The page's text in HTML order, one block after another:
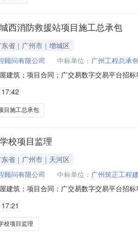
西消防救援站项目施工总承包
东省｜广州市｜增城区
顾问有限公司 中标单位： 广州工程总承
建筑；项目合同；广交易数字交易平台招
合同金额：18605283.460000其它
气
目施工总承包
校项目监理
东省｜广州市｜天河区
顾问有限公司 中标单位： 广州筑正工程
建筑；项目合同；广交易数字交易平台招
价：项目用地位于中新广州知识城新一代
校项目监理